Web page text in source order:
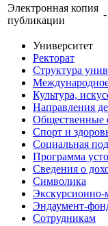
Электронная копия
публикации
-
Университет
Ректорат
Структура
Культура,
Направления
Общественные
Спорт и
Социальная
Программа
Сведения о
Символика
Экскурсионно-
Эндаумент-
Сотрудникам